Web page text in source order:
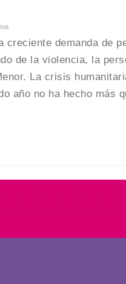
demanda de
de la violencia, la
La crisis
año no ha hecho más